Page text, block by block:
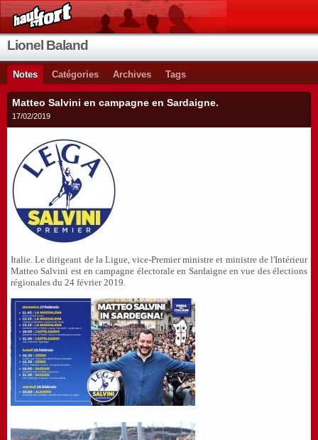
Lionel Baland
Notes Catégories Archives Tags
Matteo Salvini en campagne en Sardaigne.
17/02/2019
Italie. Le dirigeant de la Ligue, vice-Premier ministre et ministre de l'Intérieur
Matteo Salvini est en campagne électorale en Sardaigne en vue des élections
régionales du 24 février 2019.